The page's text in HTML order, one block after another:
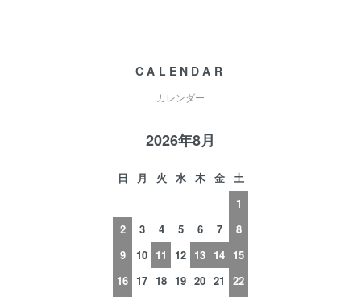
CALENDAR
カレンダー
2026年8月
日 月 火 水 木 金
土
1
2
3 4 5 6 7
8
9
10 11 12 13 14 15
16 17 18 19 20 21
22